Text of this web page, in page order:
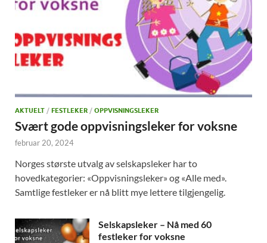
AKTUELT / FESTLEKER / OPPVISNINGSLEKER
Svært gode oppvisningsleker for voksne
februar 20, 2024
Norges største utvalg av selskapsleker har to
hovedkategorier: «Oppvisningsleker» og «Alle med».
Samtlige festleker er nå blitt mye lettere tilgjengelig.
Selskapsleker – Nå med 60
festleker for voksne